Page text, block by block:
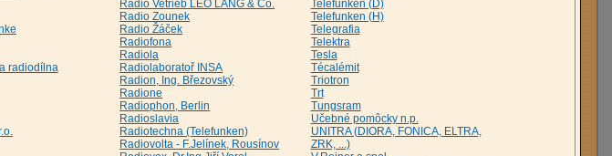
radiodílna
Radio Vetrieb LEO LANG & Co.
Radio Zounek
Radio Žáček
Radiofona
Radiola
Radiolaboratoř INSA
Radion, Ing. Březovský
Radione
Radiophon, Berlin
Radioslavia
Radiotechna (Telefunken)
Radiovolta - F.Jelínek, Rousínov
Telefunken (D)
Telefunken (H)
Telegrafia
Telektra
Tesla
Técalémit
Triotron
Trt
Tungsram
Učebné pomôcky n.p.
UNITRA (DIORA, FONICA, ELTRA,
ZRK, ...)